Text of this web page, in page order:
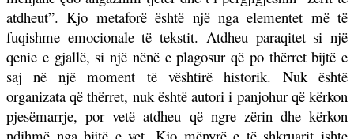
atdheut”. Kjo metaforë është një nga elementet më të
fuqishme emocionale të tekstit. Atdheu paraqitet si një
qenie e gjallë, si një nënë e plagosur që po thërret bijtë e
saj në një moment të vështirë historik. Nuk është
organizata që thërret, nuk është autori i panjohur që kërkon
pjesëmarrje, por vetë atdheu që ngre zërin dhe kërkon